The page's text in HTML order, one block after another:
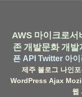
AWS 마이크로서
존 개발문화 개발
픈 API Twitter 아이
제주 블로그 나인
WordPress Ajax
웹